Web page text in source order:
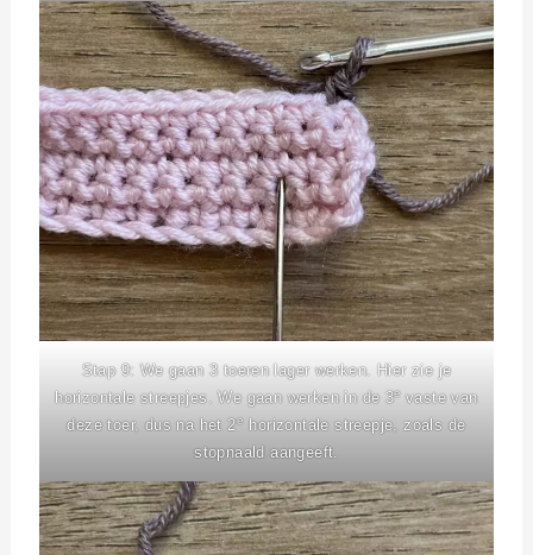
Stap 9: We gaan 3 toeren lager werken. Hier zie je
horizontale streepjes. We gaan werken in de 3evaste van
deze toer, dus na het 2e horizontale streepje, zoals de
stopnaald aangeeft.